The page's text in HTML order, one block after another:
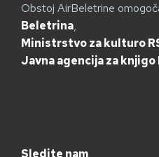
Obstoj AirBeletrine
Beletrina,
Ministrstvo za kulturo
Javna agencija za knjigo
Sledite nam